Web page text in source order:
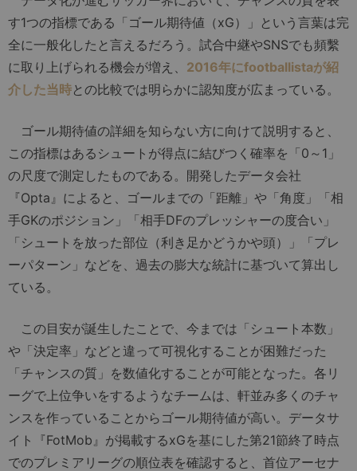
す1つの指標である「ゴール期待値（xG）」という言葉は完
全に一般化したと言えるだろう。試合中継やSNSでも頻繫
に取り上げられる機会が増え、 2016年にfootballistaが紹
介した当時との比較では明らかに認知度が広まっている。
ゴール期待値の詳細を知らない方に向けて説明すると、
この指標はあるシュートが得点に結びつく確率を「0～1」
の尺度で測定したものである。開発したデータ会社
『Opta』によると、ゴールまでの「距離」や「角度」「相
手GKのポジション」「相手DFのプレッシャーの度合い」
「シュートを放った部位（利き足かどうかや頭）」「プレ
ーパターン」などを、過去の膨大な統計に基づいて算出し
ている。
この目安が誕生したことで、今までは「シュート本数」
や「決定率」などと違って可視化することが困難だった
「チャンスの質」を数値化することが可能となった。各リ
ーグで上位争いをするようなチームは、軒並み多くのチャ
ンスを作っていることからゴール期待値が高い。データサ
イト『FotMob』が掲載するxGを基にした第21節終了時点
でのプレミアリーグの順位表を確認すると、首位アーセナ